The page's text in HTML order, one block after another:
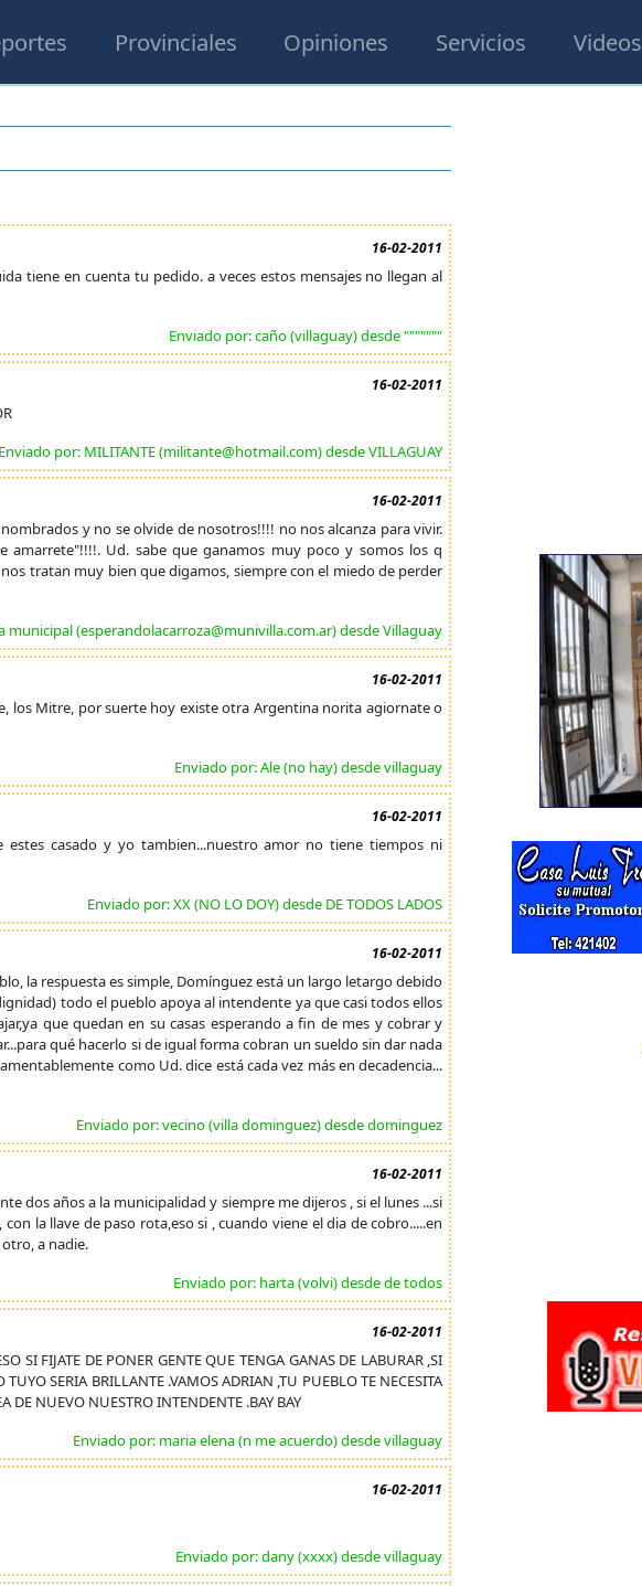
Provinciales Opiniones Servicios Videos
16-02-2011
tiene en cuenta tu pedido. a veces estos mensajes no llegan al
Enviado por: caño (villaguay) desde """""""
16-02-2011
Enviado por: MILITANTE (militante@hotmail.com) desde VILLAGUAY
16-02-2011
y no se olvide de nosotros!!!! no nos alcanza para vivir.
Ud. sabe que ganamos muy poco y somos los q
tratan muy bien que digamos, siempre con el miedo de perder
(esperandolacarroza@munivilla.com.ar) desde Villaguay
16-02-2011
los Mitre, por suerte hoy existe otra Argentina norita agiornate o
Enviado por: Ale (no hay) desde villaguay
16-02-2011
casado y yo tambien...nuestro amor no tiene tiempos ni
Enviado por: XX (NO LO DOY) desde DE TODOS LADOS
16-02-2011
la respuesta es simple, Domínguez está un largo letargo debido
todo el pueblo apoya al intendente ya que casi todos ellos
que quedan en su casas esperando a fin de mes y cobrar y
qué hacerlo si de igual forma cobran un sueldo sin dar nada
como Ud. dice está cada vez más en decadencia...
Enviado por: vecino (villa dominguez) desde dominguez
16-02-2011
dos años a la municipalidad y siempre me dijeros , si el lunes ...si
la llave de paso rota,eso si , cuando viene el dia de cobro.....en
a nadie.
Enviado por: harta (volvi) desde de todos
16-02-2011
SI FIJATE DE PONER GENTE QUE TENGA GANAS DE LABURAR ,SI
SERIA BRILLANTE .VAMOS ADRIAN ,TU PUEBLO TE NECESITA
DE NUEVO NUESTRO INTENDENTE .BAY BAY
Enviado por: maria elena (n me acuerdo) desde villaguay
16-02-2011
Enviado por: dany (xxxx) desde villaguay